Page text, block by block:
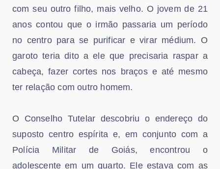
com seu outro filho, mais velho. O jovem de 21
anos contou que o irmão passaria um período
no centro para se purificar e virar médium. O
garoto teria dito a ele que precisaria raspar a
cabeça, fazer cortes nos braços e até mesmo
ter relação com outro homem.
O Conselho Tutelar descobriu o endereço do
suposto centro espírita e, em conjunto com a
Polícia Militar de Goiás, encontrou o
adolescente em um quarto. Ele estava com as